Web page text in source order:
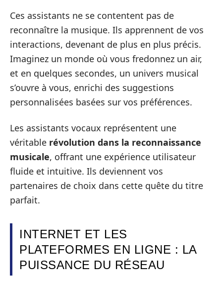
Ces assistants ne se contentent pas de
reconnaître la musique. Ils apprennent de vos
interactions, devenant de plus en plus précis.
Imaginez un monde où vous fredonnez un air,
et en quelques secondes, un univers musical
s’ouvre à vous, enrichi des suggestions
personnalisées basées sur vos préférences.
Les assistants vocaux représentent une
véritable révolution dans la reconnaissance
musicale, offrant une expérience utilisateur
fluide et intuitive. Ils deviennent vos
partenaires de choix dans cette quête du titre
parfait.
INTERNET ET LES
PLATEFORMES EN LIGNE : LA
PUISSANCE DU RÉSEAU